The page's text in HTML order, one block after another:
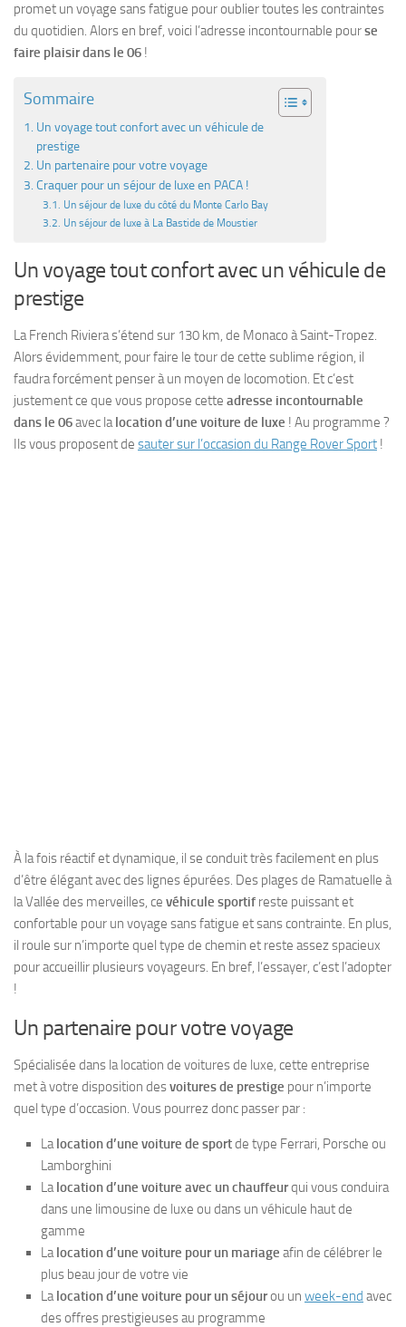
promet un voyage sans fatigue pour oublier toutes les contraintes
du quotidien. Alors en bref, voici l’adresse incontournable pourse
faire plaisir dans le 06 !
Sommaire
Un voyage tout confort avec un véhicule de
prestige
Un partenaire pour votre voyage
Craquer pour un séjour de luxe en PACA !
Un séjour de luxe du côté du Monte Carlo Bay
Un séjour de luxe à La Bastide de Moustier
Un voyage tout confort avec un véhicule de
prestige
La French Riviera s’étend sur 130 km, de Monaco à Saint-Tropez.
Alors évidemment, pour faire le tour de cette sublime région, il
faudra forcément penser à un moyen de locomotion. Et c’est
justement ce que vous propose cette adresse incontournable
dans le 06avec lalocation d’une voiture de luxe ! Au programme ?
Ils vous proposent de sauter sur l’occasion du Range Rover Sport !
À la fois réactif et dynamique, il se conduit très facilement en plus
d’être élégant avec des lignes épurées. Des plages de Ramatuelle à
la Vallée des merveilles, ce véhicule sportif reste puissant et
confortable pour un voyage sans fatigue et sans contrainte. En plus,
il roule sur n’importe quel type de chemin et reste assez spacieux
pour accueillir plusieurs voyageurs. En bref, l’essayer, c’est l’adopter
!
Un partenaire pour votre voyage
Spécialisée dans la location de voitures de luxe, cette entreprise
met à votre disposition desvoitures de prestige pour n’importe
quel type d’occasion. Vous pourrez donc passer par :
Lalocation d’une voiture de sportde type Ferrari, Porsche ou
Lamborghini
Lalocation d’une voiture avec un chauffeurqui vous conduira
dans une limousine de luxe ou dans un véhicule haut de
gamme
Lalocation d’une voiture pour un mariage afin de célébrer le
plus beau jour de votre vie
Lalocation d’une voiture pour un séjourou un week-end avec
des offres prestigieuses au programme